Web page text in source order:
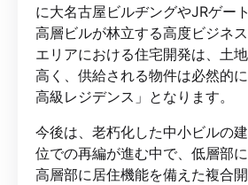
に大名古屋ビルヂングやJRゲー
高層ビルが林立する高度ビジネ
エリアにおける住宅開発は、土
高く、供給される物件は必然的
高級レジデンス」となります。
今後は、老朽化した中小ビルの
位での再編が進む中で、低層部に
高層部に居住機能を備えた複合